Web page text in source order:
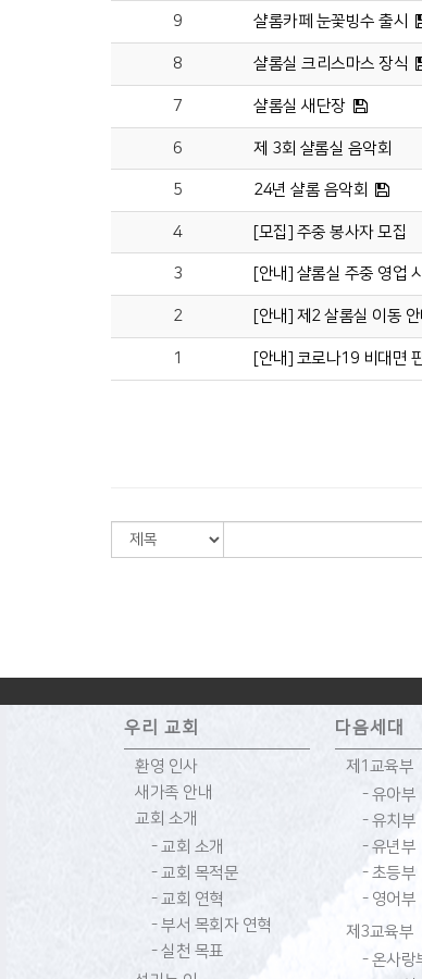
9 샬롬카페 눈꽃빙수 출시
8 샬롬실 크리스마스 장식
7 샬롬실 새단장
6 제 3회 샬롬실 음악회
5 24년 샬롬 음악회
4 [모집] 주중 봉사자 모집
3 [안내] 샬롬실 주중 영업
2 [안내] 제2 살롬실 이동 안
1 [안내] 코로나19 비대면
우리 교회
환영 인사
새가족 안내
교회 소개
- 교회 소개
- 교회 목적문
- 교회 연혁
- 부서 목회자 연혁
- 실천 목표
다음세대
제1교육부
- 유아부
- 유치부
- 유년부
- 초등부
- 영어부
제3교육부
- 온사랑